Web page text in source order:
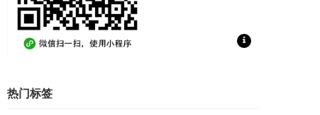
扫一扫联系售后咨询
热门标签